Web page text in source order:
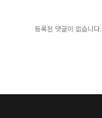
등록된 댓글이 없습니다.